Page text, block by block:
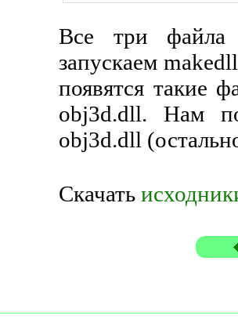
Все три
запускаем
появятся такие
obj3d.dll. Нам
obj3d.dll
Скачать